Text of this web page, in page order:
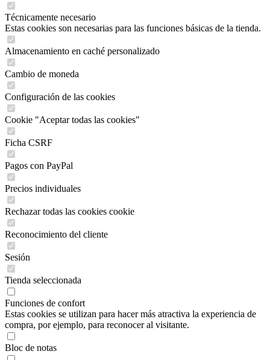
Técnicamente necesario
Estas cookies son necesarias para las funciones básicas de la tienda.
Almacenamiento en caché personalizado
Cambio de moneda
Configuración de las cookies
Cookie "Aceptar todas las cookies"
Ficha CSRF
Pagos con PayPal
Precios individuales
Rechazar todas las cookies cookie
Reconocimiento del cliente
Sesión
Tienda seleccionada
Funciones de confort
Estas cookies se utilizan para hacer más atractiva la experiencia de
compra, por ejemplo, para reconocer al visitante.
Bloc de notas